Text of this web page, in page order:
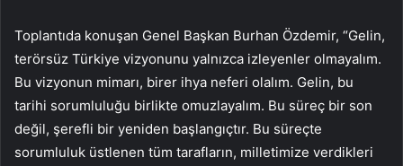
Toplantıda konuşan Genel Başkan Burhan Özdemir, “Gelin,
terörsüz Türkiye vizyonunu yalnızca izleyenler olmayalım.
Bu vizyonun mimarı, birer ihya neferi olalım. Gelin, bu
tarihi sorumluluğu birlikte omuzlayalım. Bu süreç bir son
değil, şerefli bir yeniden başlangıçtır. Bu süreçte
sorumluluk üstlenen tüm tarafların, milletimize verdikleri